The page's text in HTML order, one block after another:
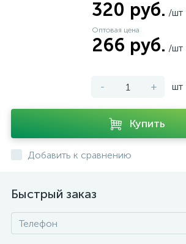
320 руб. /шт
Оптовая цена
266 руб. /шт
- + шт
Купить
Добавить к сравнению
Быстрый заказ